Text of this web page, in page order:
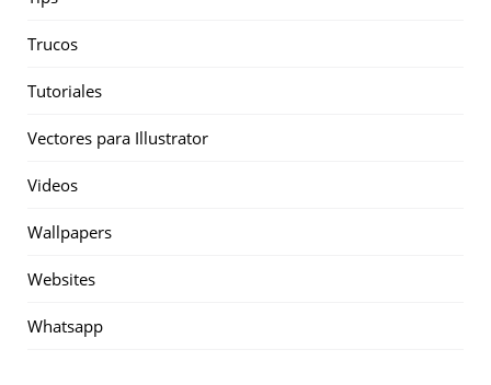
Trucos
Tutoriales
Vectores para Illustrator
Videos
Wallpapers
Websites
Whatsapp